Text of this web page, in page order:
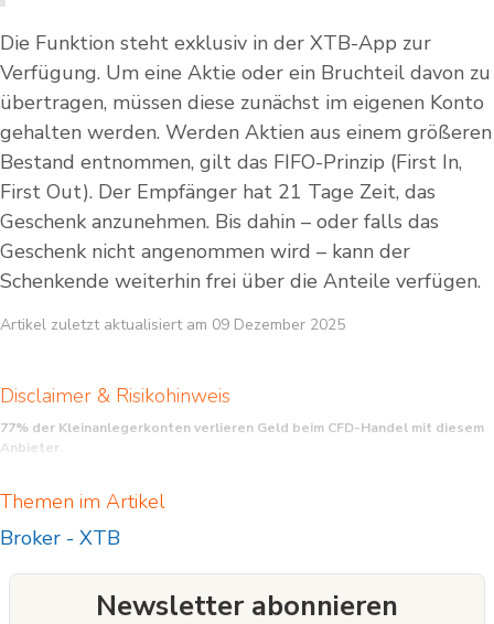
Die Funktion steht exklusiv in der XTB-App zur
Verfügung. Um eine Aktie oder ein Bruchteil davon zu
übertragen, müssen diese zunächst im eigenen Konto
gehalten werden. Werden Aktien aus einem größeren
Bestand entnommen, gilt das FIFO-Prinzip (First In,
First Out). Der Empfänger hat 21 Tage Zeit, das
Geschenk anzunehmen. Bis dahin – oder falls das
Geschenk nicht angenommen wird – kann der
Schenkende weiterhin frei über die Anteile verfügen.
Artikel zuletzt aktualisiert am 09 Dezember 2025
Disclaimer & Risikohinweis
77% der Kleinanlegerkonten verlieren Geld beim CFD-Handel mit diesem
Anbieter.
hohen Risiko einher, schnell Geld zu verlieren. Sie sollten überlegen, ob Sie
Risiko einzugehen, Ihr Geld zu verlieren. Anlageerfolge sowie Gewinne aus der
Mitteilungen stellen keine Handlungsansätze von XTB dar. Telefonate können
aufgezeichnet werden.
Themen im Artikel
Broker - XTB
Newsletter abonnieren